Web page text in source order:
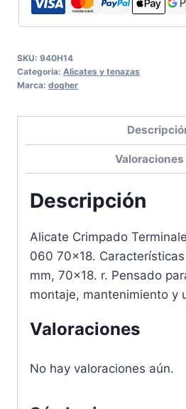
SKU: 940H14
Categoría: Alicates y tenazas
Marca: dogher
Descripción
Alicate Crimpado
060 70×18.
mm, 70×18. r. Pensado
montaje, mantenimiento y
Valoraciones
No hay valoraciones aún.